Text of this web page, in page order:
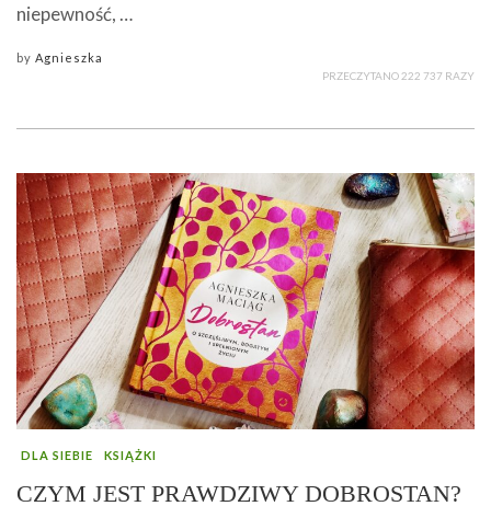
niepewność, …
by Agnieszka
PRZECZYTANO 222 737 RAZY
DLA SIEBIE KSIĄŻKI
CZYM JEST PRAWDZIWY DOBROSTAN?